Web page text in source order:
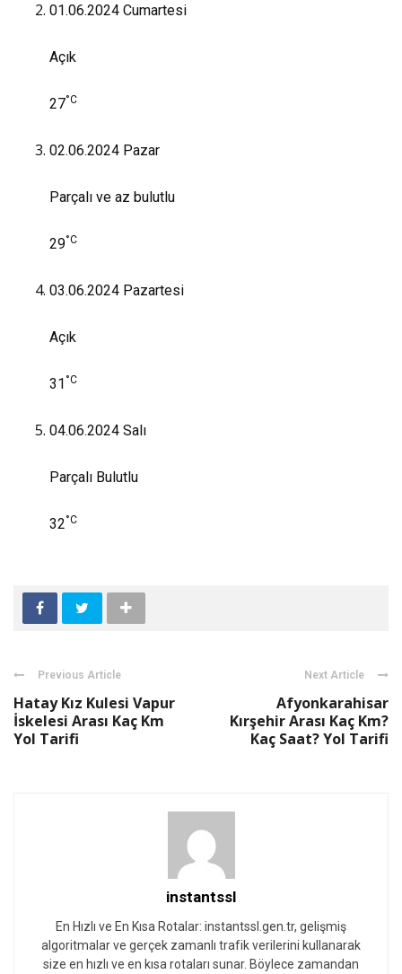
01.06.2024 Cumartesi
Açık
27°C
02.06.2024 Pazar
Parçalı ve az bulutlu
29°C
03.06.2024 Pazartesi
Açık
31 °C
04.06.2024 Salı
Parçalı Bulutlu
32°C
Previous Article
Hatay Kız Kulesi Vapur
İskelesi Arası Kaç Km
Yol Tarifi
Next Article
Afyonkarahisar
Kırşehir Arası Kaç Km?
Kaç Saat? Yol Tarifi
instantssl
En Hızlı ve En Kısa Rotalar: instantssl.gen.tr, gelişmiş
algoritmalar ve gerçek zamanlı trafik verilerini kullanarak
size en hızlı ve en kısa rotaları sunar. Böylece zamandan